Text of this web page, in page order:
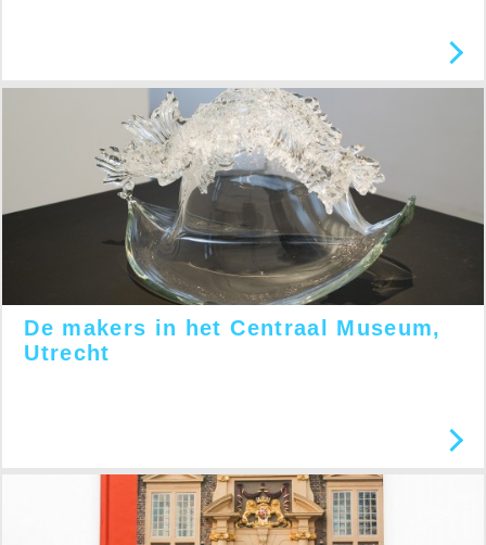
De makers in het Centraal Museum,
Utrecht